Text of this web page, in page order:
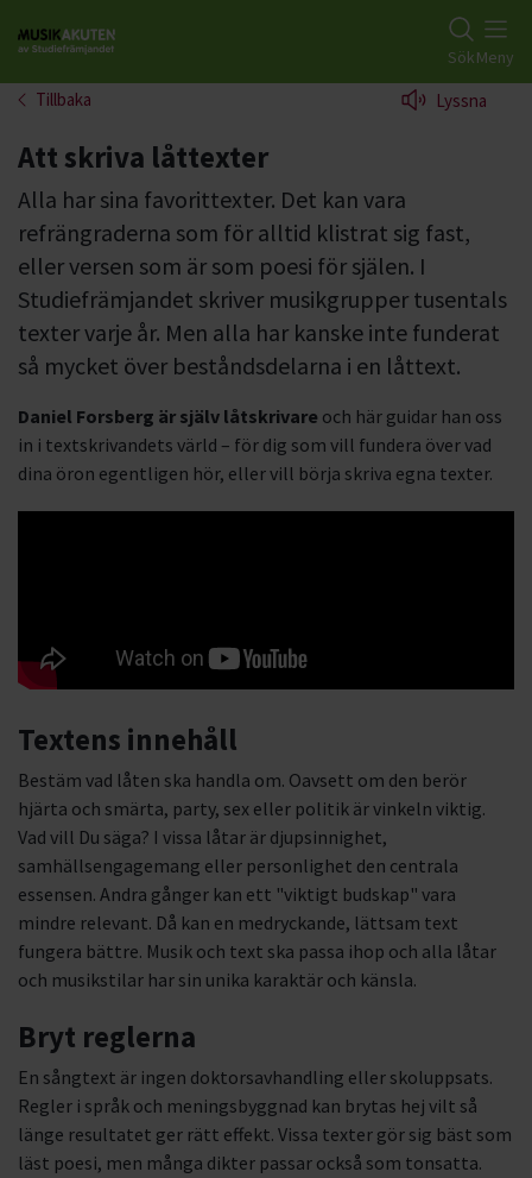
Gå till studiefrämjandets startsida SökMeny
Tillbaka Lyssna
Att skriva låttexter
Alla har sina favorittexter. Det kan vara
refrängraderna som för alltid klistrat sig fast,
eller versen som är som poesi för själen. I
Studiefrämjandet skriver musikgrupper tusentals
texter varje år. Men alla har kanske inte funderat
så mycket över beståndsdelarna i en låttext.
Daniel Forsberg är själv låtskrivare och här guidar han oss
in i textskrivandets värld – för dig som vill fundera över vad
dina öron egentligen hör, eller vill börja skriva egna texter.
Textens innehåll
Bestäm vad låten ska handla om. Oavsett om den berör
hjärta och smärta, party, sex eller politik är vinkeln viktig.
Vad vill Du säga? I vissa låtar är djupsinnighet,
samhällsengagemang eller personlighet den centrala
essensen. Andra gånger kan ett "viktigt budskap" vara
mindre relevant. Då kan en medryckande, lättsam text
fungera bättre. Musik och text ska passa ihop och alla låtar
och musikstilar har sin unika karaktär och känsla.
Bryt reglerna
En sångtext är ingen doktorsavhandling eller skoluppsats.
Regler i språk och meningsbyggnad kan brytas hej vilt så
länge resultatet ger rätt effekt. Vissa texter gör sig bäst som
läst poesi, men många dikter passar också som tonsatta.